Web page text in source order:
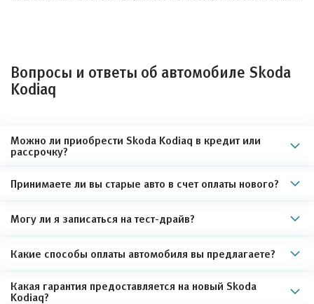
Вопросы и ответы об автомобиле Skoda
Kodiaq
Можно ли приобрести Skoda Kodiaq в кредит или
рассрочку?
Принимаете ли вы старые авто в счет оплаты нового?
Могу ли я записаться на тест-драйв?
Какие способы оплаты автомобиля вы предлагаете?
Какая гарантия предоставляется на новый Skoda
Kodiaq?